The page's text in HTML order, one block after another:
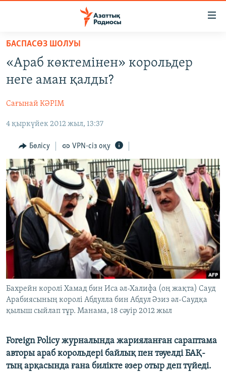
Skip
main
content
to
Navigation
Search
ЖАҢАЛЫҚТАР
САЯСАТ
ҚАҢТАР ОҚИҒАСЫ
АДАМ ҚҰҚЫҚТАРЫ
ӘЛЕУМЕТ
ӘЛЕМ
АРНАЙЫ ЖОБАЛАР
Русский
ЖАЗЫЛЫҢЫЗ
Басқа тілдерде
БАСПАСӨЗ ШОЛУЫ
«Араб көктемінен» корольдер
неге аман қалды?
Сағынай КӘРІМ
4 қыркүйек 2012 жыл, 13:37
Бөлісу VPN-сіз оқу
Бахрейн королі Хамад бин Иса әл-Халифа (оң жақта) Сауд
Арабиясының королі Абдулла бин Абдул Әзиз әл-Саудқа
қылыш сыйлап тұр. Манама, 18 сәуір 2012 жыл
Foreign Policy журналында жарияланған сараптама
авторы араб корольдері байлық пен тәуелді БАҚ-
тың арқасында ғана билікте әзер отыр деп түйеді.